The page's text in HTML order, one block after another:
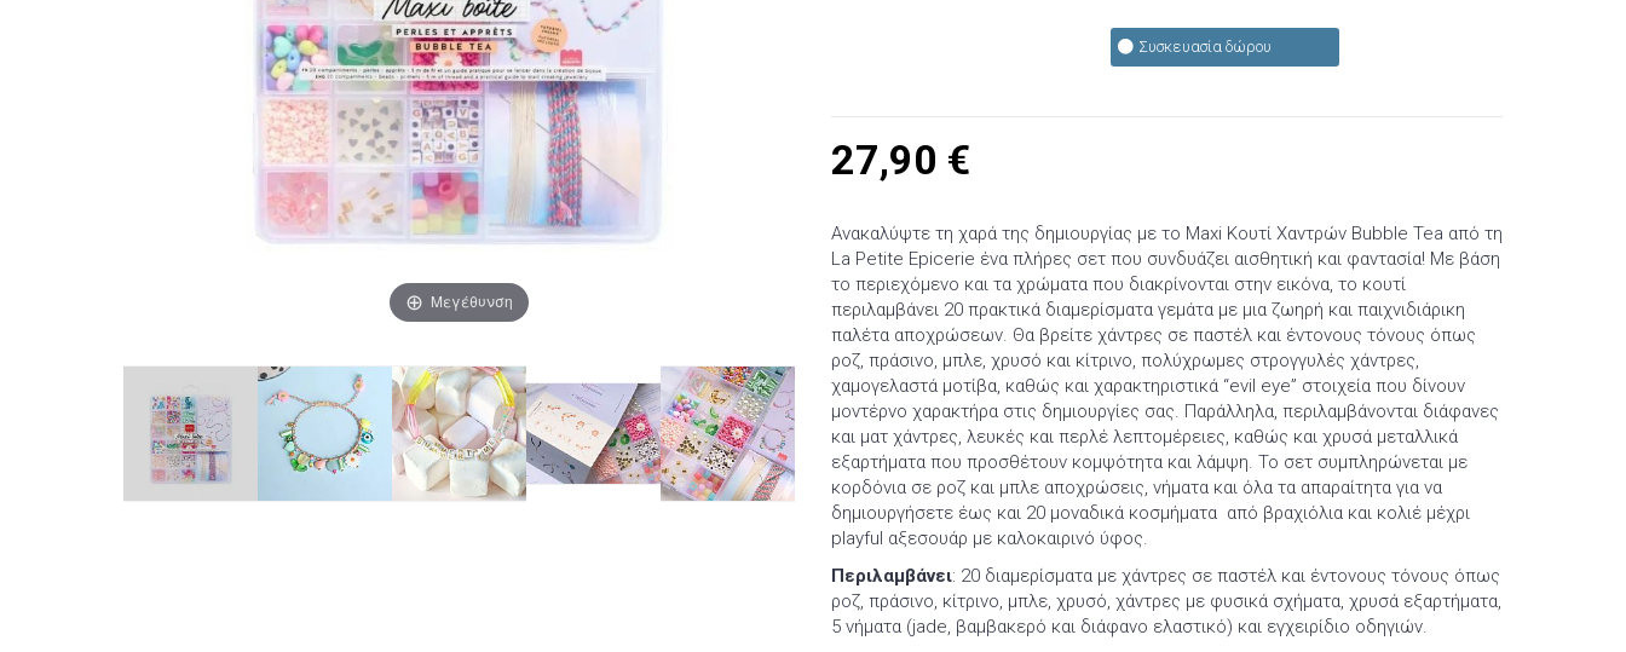
Μεγέθυνση
Συσκευασία δώρου
27,90 €
Ανακαλύψτε τη χαρά της δημιουργίας με το Maxi Κουτί Χαντρών Bubble Tea από τη
La Petite Epicerie ένα πλήρες σετ που συνδυάζει αισθητική και φαντασία! Με βάση
το περιεχόμενο και τα χρώματα που διακρίνονται στην εικόνα, το κουτί
περιλαμβάνει 20 πρακτικά διαμερίσματα γεμάτα με μια ζωηρή και παιχνιδιάρικη
παλέτα αποχρώσεων. Θα βρείτε χάντρες σε παστέλ και έντονους τόνους όπως
ροζ, πράσινο, μπλε, χρυσό και κίτρινο, πολύχρωμες στρογγυλές χάντρες,
χαμογελαστά μοτίβα, καθώς και χαρακτηριστικά “evil eye” στοιχεία που δίνουν
μοντέρνο χαρακτήρα στις δημιουργίες σας. Παράλληλα, περιλαμβάνονται διάφανες
και ματ χάντρες, λευκές και περλέ λεπτομέρειες, καθώς και χρυσά μεταλλικά
εξαρτήματα που προσθέτουν κομψότητα και λάμψη. Το σετ συμπληρώνεται με
κορδόνια σε ροζ και μπλε αποχρώσεις, νήματα και όλα τα απαραίτητα για να
δημιουργήσετε έως και 20 μοναδικά κοσμήματα από βραχιόλια και κολιέ μέχρι
playful αξεσουάρ με καλοκαιρινό ύφος.
Περιλαμβάνει: 20 διαμερίσματα με χάντρες σε παστέλ και έντονους τόνους όπως
ροζ, πράσινο, κίτρινο, μπλε, χρυσό, χάντρες με φυσικά σχήματα, χρυσά εξαρτήματα,
5 νήματα (jade, βαμβακερό και διάφανο ελαστικό) και εγχειρίδιο οδηγιών.